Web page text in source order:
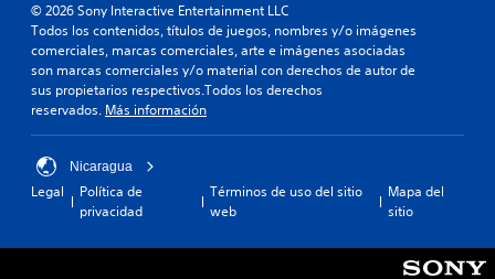
© 2026 Sony Interactive Entertainment LLC
Todos los contenidos, títulos de juegos, nombres y/o imágenes
comerciales, marcas comerciales, arte e imágenes asociadas
son marcas comerciales y/o material con derechos de autor de
sus propietarios respectivos.Todos los derechos
reservados. Más información
Nicaragua
Legal
Política de
privacidad
Términos de uso del sitio
web
Mapa del
sitio